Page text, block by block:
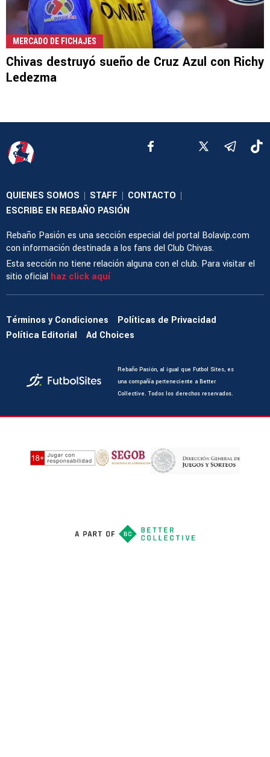
MERCADO DE FICHAJES
Chivas destruyó sueño de Cruz Azul con Richy
Ledezma
QUIENES SOMOS | STAFF | CONTACTO |
ESCRIBE EN REBAÑO PASIÓN
Rebaño Pasión es una sección especial del portal Bolavip.com
con información destinada a los fans del Club Chivas.
Esta sección no tiene relación alguna con el club. Para visitar el
sitio oficial haz click aquí
Términos y Condiciones
Políticas de Privacidad
Política Editorial
Ad Choices
Rebaño Pasión, al igual que Futbol Sites, es
una compañía perteneciente a Better
Collective. Todos los derechos reservados.